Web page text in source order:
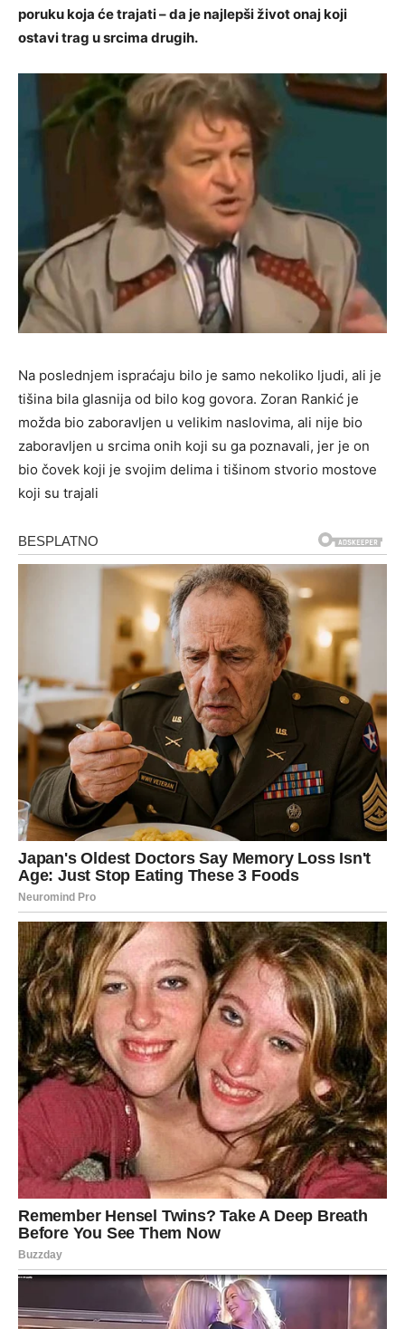
poruku koja će trajati – da je najlepši život onaj koji
ostavi trag u srcima drugih.
Na poslednjem ispraćaju bilo je samo nekoliko ljudi, ali je
tišina bila glasnija od bilo kog govora. Zoran Rankić je
možda bio zaboravljen u velikim naslovima, ali nije bio
zaboravljen u srcima onih koji su ga poznavali, jer je on
bio čovek koji je svojim delima i tišinom stvorio mostove
koji su trajali